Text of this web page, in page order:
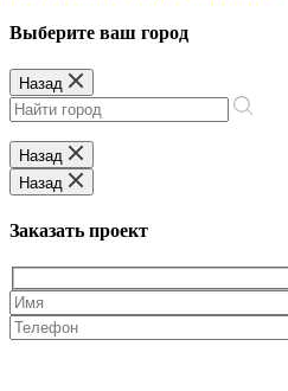
Выберите ваш город
Назад
Назад
Назад
Заказать проект